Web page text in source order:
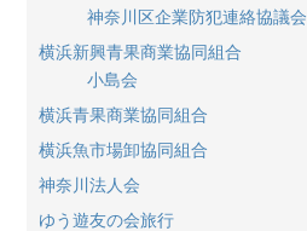
神奈川区企業防犯連絡協議会
横浜新興青果商業協同組合
小島会
横浜青果商業協同組合
横浜魚市場卸協同組合
神奈川法人会
ゆう遊友の会旅行